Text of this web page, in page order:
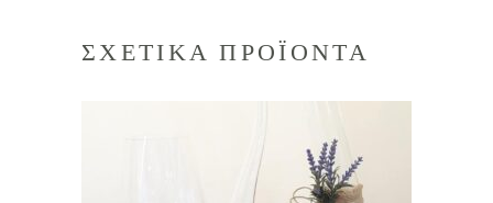
ΣΧΕΤΙΚΑ ΠΡΟΪΟΝΤΑ